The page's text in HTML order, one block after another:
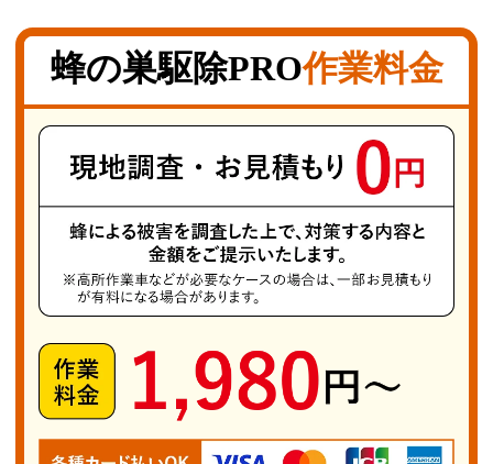
す。物置の棚裏や古い家具の背面など、視界が遮
られて静かな場所は、巣材も手に入りやすく、巣
作りに適した条件です。特に春から初夏にかけて
の巣作りが多いため、この時期の早期対策が被害
拡大の防止につながります。 成田市でよく見ら
れる蜂の代表例がクロスズメバチです。攻撃性は
それほど高くありませんが、巣に近づくと威嚇し
てくることがあります。黒と黄色の模様が特徴
で、木の洞や軒下、物置の影など隠れやすい場所
せず、専門業者に相談することをおすすめしま
す。 蜂に刺された場合、軽い症状なら1〜2日で
和らぎますが、重いアレルギー反応を起こすこと
もあるため注意が必要です。自身や家族の安全を
蜂の巣駆除PRO作業料金